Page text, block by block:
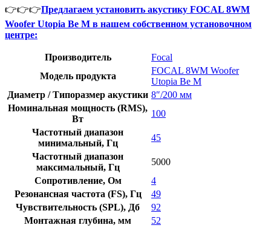
👉👉👉Предлагаем установить акустику FOCAL 8WM
Woofer Utopia Be M в нашем собственном установочном
центре:
Производитель
Focal
Модель продукта
FOCAL 8WM Woofer
Utopia Be M
Диаметр / Типоразмер акустики 8″/200 мм
Номинальная мощность (RMS),
Вт
100
Частотный диапазон
минимальный, Гц
45
Частотный диапазон
максимальный, Гц
5000
Сопротивление, Ом
4
Резонансная частота (FS), Гц
49
Чувствительность (SPL), Дб
92
Монтажная глубина, мм
52